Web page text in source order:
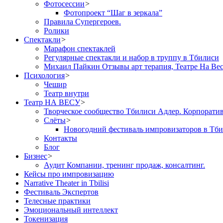
Фотосессии>
Фотопроект “Шаг в зеркала”
Правила Cупергероев.
Ролики
Спектакли>
Марафон спектаклей
Регулярные спектакли и набор в труппу в Тбилиси
Михаил Пайкин Отзывы арт терапия, Театре На
Психология>
Чешир
Театр внутри
Театр НА ВЕСУ>
Творческое сообщество Тбилиси Адлер.
Слёты>
Новогодний фестиваль импровизаторов в
Контакты
Блог
Бизнес>
Аудит Компании, тренинг продаж, консалтинг.
Кейсы про импровизацию
Narrative Theater in Tbilisi
Фестиваль Экспертов
Телесные практики
Эмоциональный интеллект
Токенизация